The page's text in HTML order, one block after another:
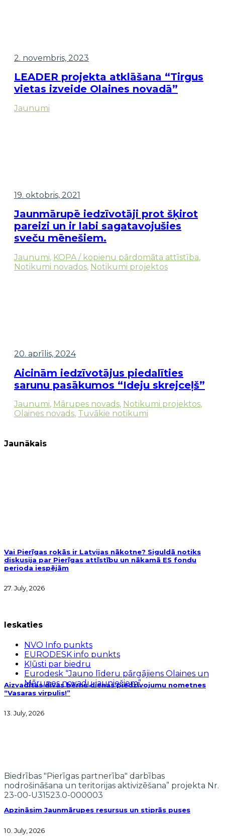
2. novembris, 2023
LEADER projekta atklāšana “Tirgus
vietas izveide Olaines novadā”
Jaunumi
19. oktobris, 2021
Jaunmārupē iedzīvotāji prot šķirot
pareizi un ir labi sagatavojušies
sveču mēnešiem.
Jaunumi, KOPA / kopienu pārdomāta attīstība,
Notikumi novados, Notikumi projektos
20. aprīlis, 2024
Aicinām iedzīvotājus piedalīties
sarunu pasākumos “Ideju skrejceļš”
Jaunumi, Mārupes novads, Notikumi projektos,
Olaines novads, Tuvākie notikumi
Jaunākais
Vai Pierīgas rokās ir Latvijas nākotne? Siguldā notiks
diskusija par Pierīgas attīstību un nākamā ES fondu
perioda iespējām
27. July, 2026
Aizvadītas divas bērnu dienas piedzīvojumu nometnes
“Vasaras virpulis!”
13. July, 2026
Apzināsim Jaunmārupes resursus un stiprās puses
10. July, 2026
Ieskaties
NVO Info punkts
EURODESK info punkts
Kļūsti par biedru
Eurodesk “Jauno līderu pārgājiens Olaines un
Mārupes novadu jauniešiem”
Biedrības "Pierīgas partnerība" darbības
nodrošināšana un teritorijas aktivizēšana” projekta Nr.
23-00-U31523.0-000003